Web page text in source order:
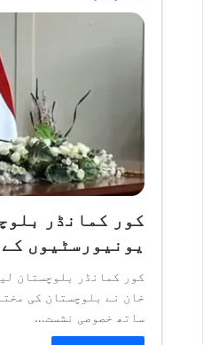
کور کمانڈر
یونیورسٹیوں
کور کمانڈر بلوچستان
خان نے بلوچستان کی
ساتھ خصوصی نشست…